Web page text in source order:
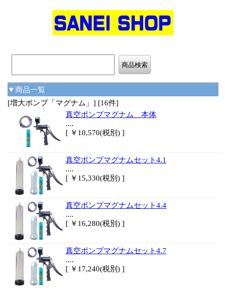
▼商品一覧
[増大ポンプ「マグナム」] [16件]
真空ポンプマグナム 本体
....
[ ￥10,570(税別) ]
真空ポンプマグナムセット4.1
....
[ ￥15,330(税別) ]
真空ポンプマグナムセット4.4
....
[ ￥16,280(税別) ]
真空ポンプマグナムセット4.7
....
[ ￥17,240(税別) ]